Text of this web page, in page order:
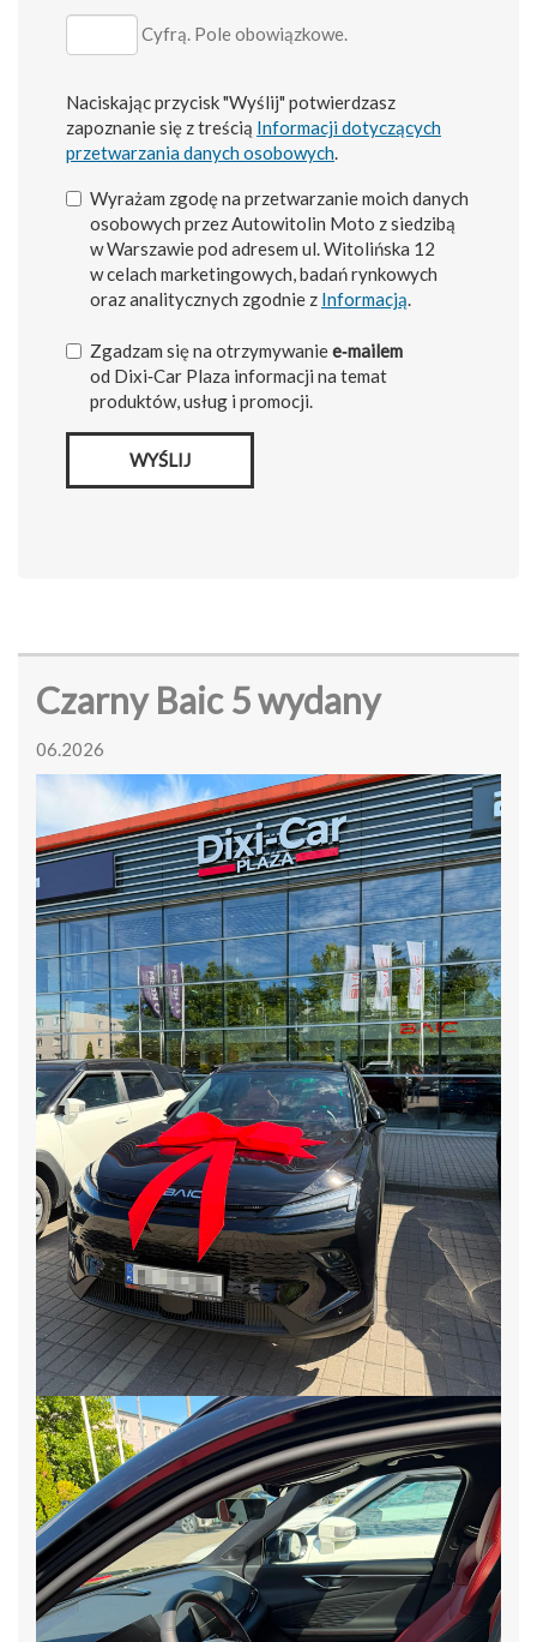
Cyfrą. Pole obowiązkowe.
Naciskając przycisk "Wyślij" potwierdzasz
zapoznanie się z treścią Informacji dotyczących
przetwarzania danych osobowych.
Wyrażam zgodę na przetwarzanie moich danych
osobowych przez Autowitolin Moto z siedzibą
w Warszawie pod adresem ul. Witolińska 12
w celach marketingowych, badań rynkowych
oraz analitycznych zgodnie z Informacją.
Zgadzam się na otrzymywaniee‑mailem
od Dixi‑Car Plaza informacji na temat
produktów, usług i promocji.
WYŚLIJ
Czarny Baic 5 wydany
06.2026